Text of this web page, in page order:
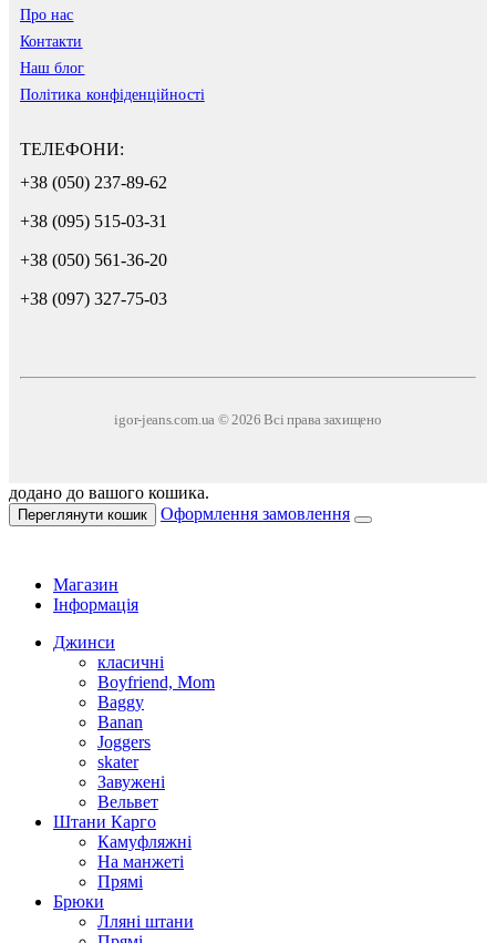
Про нас
Контакти
Наш блог
Політика конфіденційності
ТЕЛЕФОНИ:
+38 (050) 237-89-62
+38 (095) 515-03-31
+38 (050) 561-36-20
+38 (097) 327-75-03
igor-jeans.com.ua © 2026 Всі права захищено
додано до вашого кошика.
Переглянути кошик Оформлення замовлення
Магазин
Інформація
Джинси
класичні
Boyfriend, Mom
Baggy
Banan
Joggers
skater
Завужені
Вельвет
Штани Карго
Камуфляжні
На манжеті
Прямі
Брюки
Лляні штани